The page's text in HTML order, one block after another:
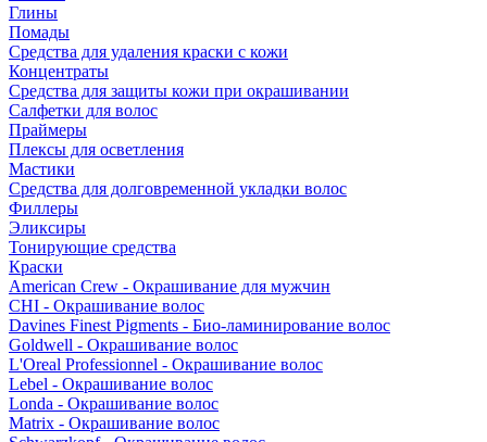
Глины
Помады
Средства для удаления краски с кожи
Концентраты
Средства для защиты кожи при окрашивании
Салфетки для волос
Праймеры
Плексы для осветления
Мастики
Средства для долговременной укладки волос
Филлеры
Эликсиры
Тонирующие средства
Краски
American Crew - Окрашивание для мужчин
CHI - Окрашивание волос
Davines Finest Pigments - Био-ламинирование волос
Goldwell - Окрашивание волос
L'Oreal Professionnel - Окрашивание волос
Lebel - Окрашивание волос
Londa - Окрашивание волос
Matrix - Окрашивание волос